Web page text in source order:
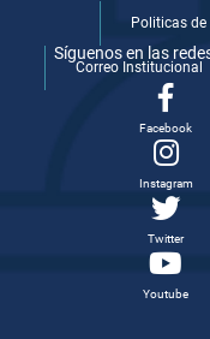
Politicas
Correo Institucional
Síguenos en las
Facebook
Instagram
Twitter
Youtube